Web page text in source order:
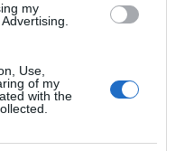
my
Use,
of my
with the
onze vídeos sobre la
lingüístic, el codi de
vetllen per la llengua,
del país, entre